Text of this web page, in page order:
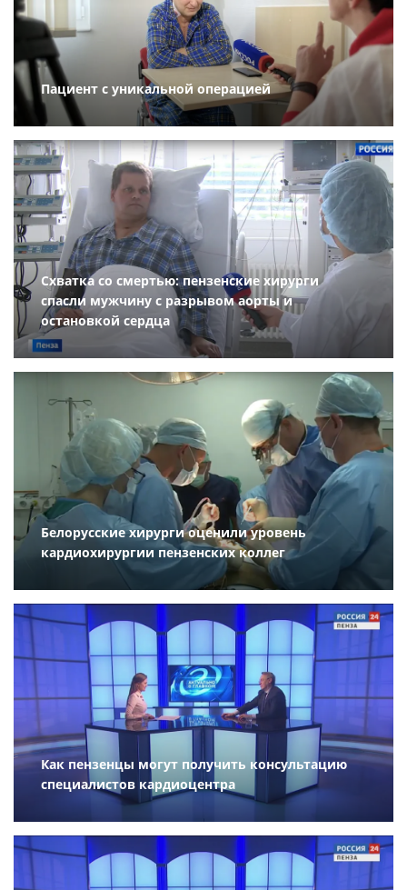
Пациент с уникальной операцией
Схватка со смертью: пензенские хирурги
спасли мужчину с разрывом аорты и
остановкой сердца
Белорусские хирурги оценили уровень
кардиохирургии пензенских коллег
Как пензенцы могут получить консультацию
специалистов кардиоцентра